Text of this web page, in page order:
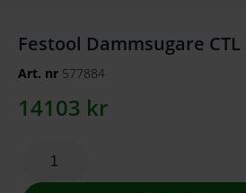
Festool Dammsugare CTL
Art. nr 577884
14103 kr